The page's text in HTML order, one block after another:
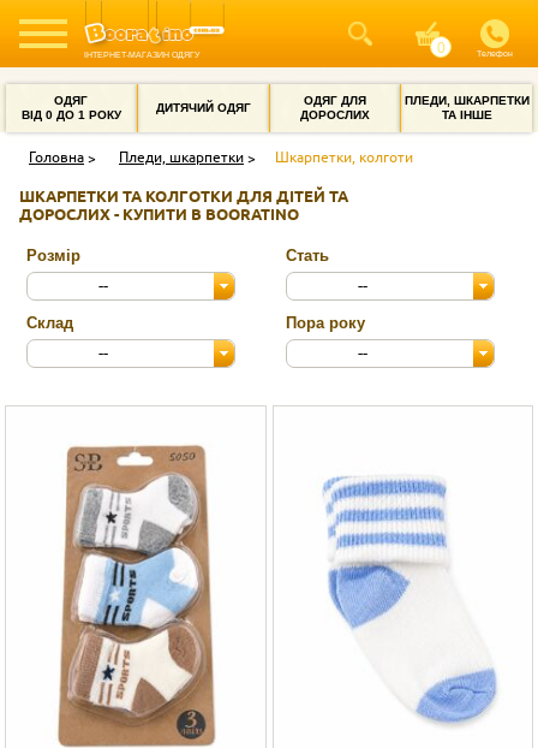
ІНТЕРНЕТ-МАГАЗИН ОДЯГУ Телефон
ОДЯГ
ВІД 0 ДО 1 РОКУ
ДИТЯЧИЙ ОДЯГ
ОДЯГ ДЛЯ
ДОРОСЛИХ
ПЛЕДИ, ШКАРПЕТКИ
ТА ІНШЕ
Головна Пледи, шкарпетки Шкарпетки, колготи
ШКАРПЕТКИ ТА КОЛГОТКИ ДЛЯ ДІТЕЙ ТА
ДОРОСЛИХ - КУПИТИ В BOORATINO
Розмір
--
Стать
--
Склад
--
Пора року
--